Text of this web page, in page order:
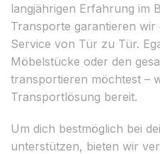
langjährigen Erfahrung im
Transporte garantieren wir
Service von Tür zu Tür.
Möbelstücke oder den
transportieren möchtest –
Transportlösung bereit.
Um dich bestmöglich bei
unterstützen, bieten wir